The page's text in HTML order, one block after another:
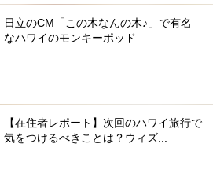
日立のCM「この木なんの木♪」で有名
なハワイのモンキーポッド
【在住者レポート】次回のハワイ旅行で
気をつけるべきことは？ウィズ...